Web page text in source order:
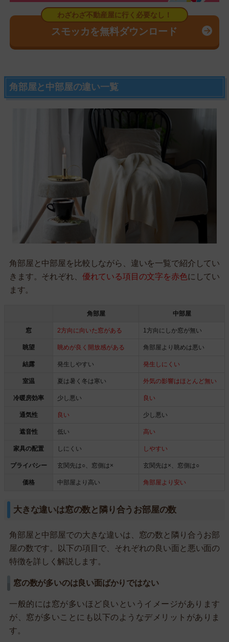
スモッカを無料ダウンロード
角部屋と中部屋の違い一覧
角部屋と中部屋を比較しながら、違いを一覧で紹介してい
きます。それぞれ、 優れている項目の文字を赤色にしてい
ます。
角部屋 中部屋
窓 2方向に向いた窓がある 1方向にしか窓が無い
眺望 眺めが良く開放感がある 角部屋より眺めは悪い
結露 発生しやすい 発生しにくい
室温 夏は暑く冬は寒い 外気の影響はほとんど無い
冷暖房効率 少し悪い 良い
通気性 良い 少し悪い
遮音性 低い 高い
家具の配置 しにくい しやすい
プライバシー 玄関先は○、窓側は× 玄関先は×、窓側は○
価格 中部屋より高い 角部屋より安い
大きな違いは窓の数と隣り合うお部屋の数
角部屋と中部屋での大きな違いは、窓の数と隣り合うお部
屋の数です。以下の項目で、それぞれの良い面と悪い面の
特徴を詳しく解説します。
窓の数が多いのは良い面ばかりではない
一般的には窓が多いほど良いというイメージがあります
が、窓が多いことにも以下のようなデメリットがありま
す。